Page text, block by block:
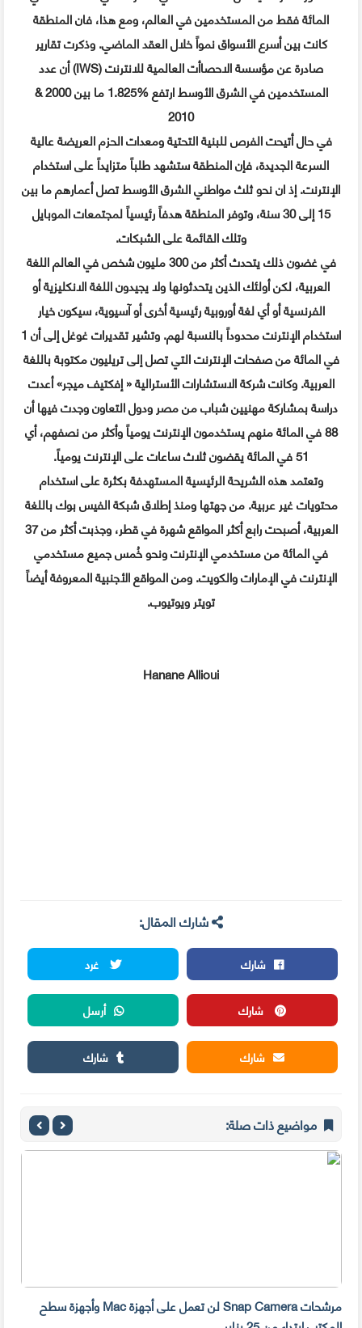
المائة فقط من المستخدمين في العالم، ومع هذا، فان المنطقة
كانت بين أسرع الأسواق نمواً خلال العقد الماضي. وذكرت تقارير
صادرة عن مؤسسة الاحصاأت العالمية للانترنت(IWS)
أن عدد
المستخدمين في الشرق الأوسط ارتفع%1.825 ما بين
2000 &
2010
في حال أتيحت الفرص للبنية التحتية ومعدات الحزم العريضة عالية
السرعة الجديدة، فإن المنطقة ستشهد طلباً متزايداً على استخدام
الإنترنت. إذ ان نحو ثلث مواطني الشرق الأوسط تصل أعمارهم ما بين
15 إلى 30 سنة، وتوفر المنطقة هدفاً رئيسياً لمجتمعات الموبايل
وتلك القائمة على الشبكات.
في غضون ذلك يتحدث أكثر من 300 مليون شخص في العالم اللغة
العربية، لكن أولئك الذين يتحدثونها ولا يجيدون اللغة الانكليزية أو
الفرنسية أو أي لغة أوروبية رئيسية أخرى أو آسيوية، سيكون خيار
استخدام الإنترنت محدوداً بالنسبة لهم. وتشير تقديرات غوغل إلى أن 1
في المائة من صفحات الإنترنت التي تصل إلى تريليون مكتوبة باللغة
العربية.وكانت شركة الاستشارات الأسترالية « إفكتيف ميجر» أعدت
دراسة بمشاركة مهنيين شباب من مصر ودول التعاون وجدت فيها أن
88 في المائة منهم يستخدمون الإنترنت يومياً وأكثر من نصفهم، أي
51 في المائة يقضون ثلاث ساعات على الإنترنت يومياً.
وتعتمد هذه الشريحة الرئيسية المستهدفة بكثرة على استخدام
محتويات غير عربية.من جهتها ومنذ إطلاق شبكة الفيس بوك باللغة
العربية، أصبحت رابع أكثر المواقع شهرة في قطر، وجذبت أكثر من 37
في المائة من مستخدمي الإنترنت ونحو خُمس جميع مستخدمي
الإنترنت في الإمارات والكويت. ومن المواقع الأجنبية المعروفة أيضاً
تويتر ويوتيوب.
Hanane Allioui
شارك المقال:
شارك
غرد
شارك
أرسل
شارك
شارك
مواضيع ذات صلة:
مرشحات Snap Camera لن تعمل على أجهزة Mac وأجهزة سطح